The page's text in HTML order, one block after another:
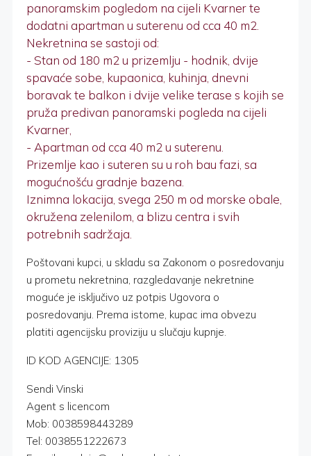
panoramskim pogledom na cijeli Kvarner te
dodatni apartman u suterenu od cca 40 m2.
Nekretnina se sastoji od:
- Stan od 180 m2 u prizemlju - hodnik, dvije
spavaće sobe, kupaonica, kuhinja, dnevni
boravak te balkon i dvije velike terase s kojih se
pruža predivan panoramski pogleda na cijeli
Kvarner,
- Apartman od cca 40 m2 u suterenu.
Prizemlje kao i suteren su u roh bau fazi, sa
mogućnošću gradnje bazena.
Iznimna lokacija, svega 250 m od morske obale,
okružena zelenilom, a blizu centra i svih
potrebnih sadržaja.
Poštovani kupci, u skladu sa Zakonom o posredovanju
u prometu nekretnina, razgledavanje nekretnine
moguće je isključivo uz potpis Ugovora o
posredovanju. Prema istome, kupac ima obvezu
platiti agencijsku proviziju u slučaju kupnje.
ID KOD AGENCIJE: 1305
Sendi Vinski
Agent s licencom
Mob: 0038598443289
Tel: 0038551222673